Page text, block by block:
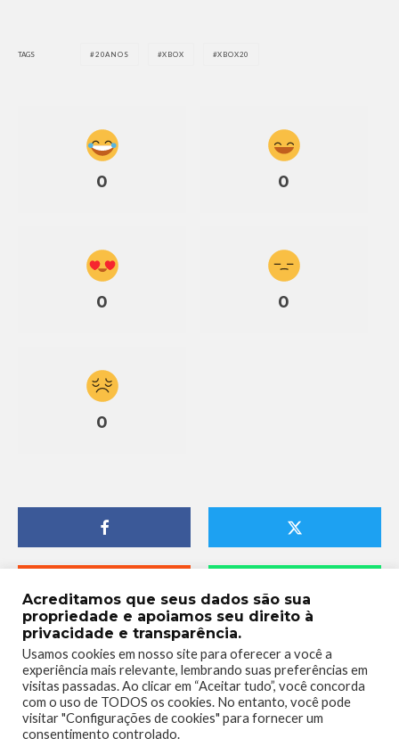
TAGS 20ANOS XBOX XBOX20
0 0
0 0
0
Acreditamos que seus dados são sua
propriedade e apoiamos seu direito à
privacidade e transparência.
Usamos cookies em nosso site para oferecer a você a
experiência mais relevante, lembrando suas preferências em
visitas passadas. Ao clicar em “Aceitar tudo”, você concorda
com o uso de TODOS os cookies. No entanto, você pode
visitar "Configurações de cookies" para fornecer um
consentimento controlado.